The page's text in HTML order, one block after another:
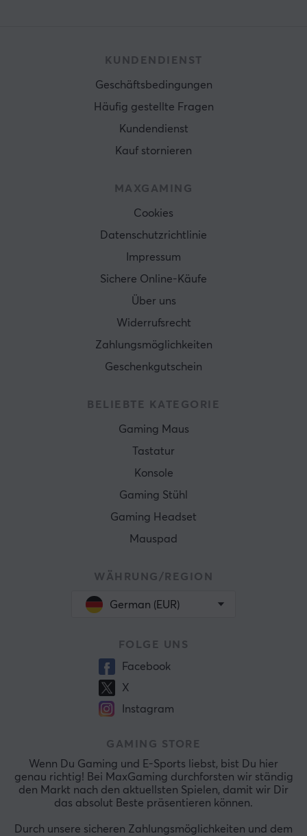
KUNDENDIENST
Geschäftsbedingungen
Häufig gestellte Fragen
Kundendienst
Kauf stornieren
MAXGAMING
Cookies
Datenschutzrichtlinie
Impressum
Sichere Online-Käufe
Über uns
Widerrufsrecht
Zahlungsmöglichkeiten
Geschenkgutschein
BELIEBTE KATEGORIE
Gaming Maus
Tastatur
Konsole
Gaming Stühl
Gaming Headset
Mauspad
WÄHRUNG/REGION
German (EUR)
FOLGE UNS
Facebook
X
Instagram
GAMING STORE
Wenn Du Gaming und E-Sports liebst, bist Du hier
genau richtig! Bei MaxGaming durchforsten wir ständig
den Markt nach den aktuellsten Spielen, damit wir Dir
das absolut Beste präsentieren können.
Durch unsere sicheren Zahlungsmöglichkeiten und dem